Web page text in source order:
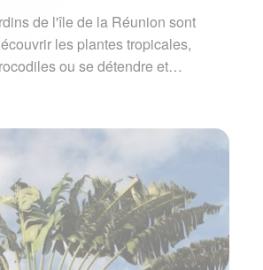
de l'île de la Réunion sont
les plantes tropicales,
ou se détendre et…